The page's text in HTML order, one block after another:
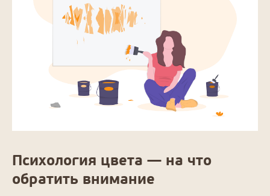
Психология цвета — на что
обратить внимание